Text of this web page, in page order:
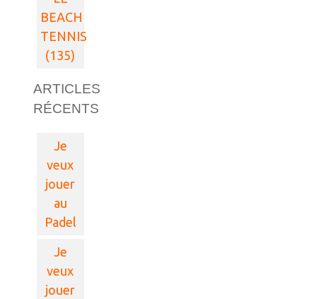
BEACH
TENNIS
(135)
ARTICLES
RÉCENTS
Je
veux
jouer
au
Padel
Je
veux
jouer